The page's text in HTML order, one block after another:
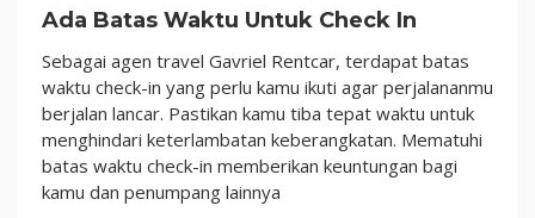
Ada Batas Waktu Untuk Check In
Sebagai agen travel Gavriel Rentcar, terdapat batas
waktu check-in yang perlu kamu ikuti agar perjalananmu
berjalan lancar. Pastikan kamu tiba tepat waktu untuk
menghindari keterlambatan keberangkatan. Mematuhi
batas waktu check-in memberikan keuntungan bagi
kamu dan penumpang lainnya